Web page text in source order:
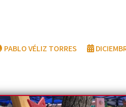
PABLO VÉLIZ TORRES